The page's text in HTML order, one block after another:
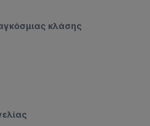
κλάσης